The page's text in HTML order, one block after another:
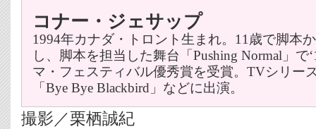
コナー・ジェサップ
1994年カナダ・トロント生まれ。11歳で脚本
し、脚本を担当した舞台「Pushing Normal」で
マ・フェスティバル優秀賞を受賞。TVシリー
「Bye Bye Blackbird」などに出演。
撮影／栗栖誠紀